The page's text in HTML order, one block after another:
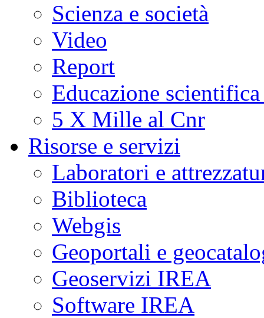
Scienza e società
Video
Report
Educazione
5 X Mille al Cnr
Risorse e servizi
Laboratori e
Biblioteca
Webgis
Geoportali e
Geoservizi IREA
Software IREA